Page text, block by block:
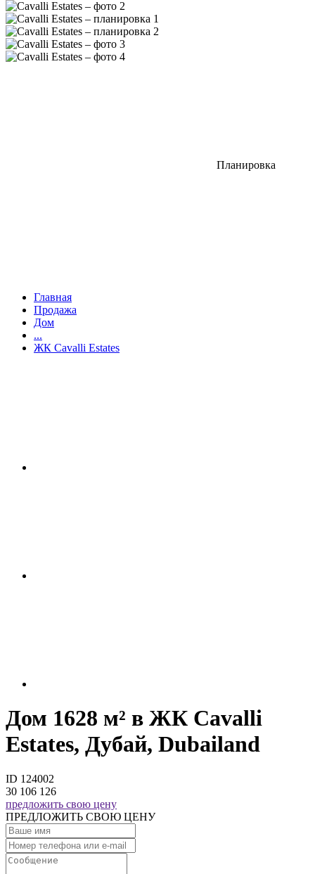
Планировка
Главная
Продажа
Дом
...
ЖК Cavalli Estates
Дом 1628 м² в ЖК Cavalli
Estates, Дубай, Dubailand
ID 124002
30 106 126
предложить свою цену
ПРЕДЛОЖИТЬ СВОЮ ЦЕНУ